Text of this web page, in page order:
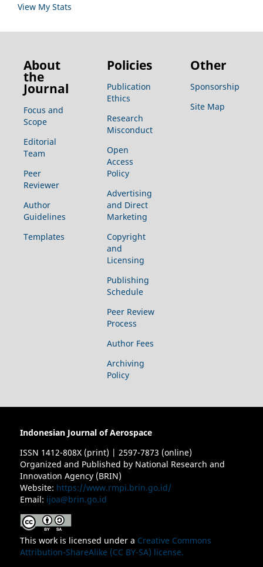
View My Stats
About
the
Journal
Focus and
Scope
Editorial
Team
Peer
Reviewer
Author
Guidelines
Templates
Policies
Publication
Ethics
Research
Misconduct
Open
Access
Policy
Advertising
and Direct
Marketing
Copyright
and
Licensing
Publishing
Schedule
Peer Review
Process
Author Fees
Archiving
Policy
Other
Sponsorship
Site Map
Indonesian Journal of Aerospace
ISSN 1412-808X (print) | 2597-7873 (online)
Organized and Published by National Research and
Innovation Agency (BRIN)
Website: https://www.rmpi.brin.go.id/
Email: ijoa@brin.go.id
This work is licensed under a Creative Commons
Attribution-ShareAlike (CC BY-SA) license.